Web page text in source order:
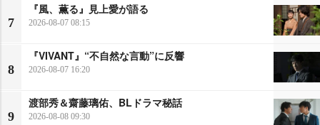
7
『風、薫る』見上愛が語る
2026-08-07 08:15
8
『VIVANT』“不自然な言動”に反響
2026-08-07 16:20
9
渡部秀＆齋藤璃佑、BLドラマ秘話
2026-08-08 09:30